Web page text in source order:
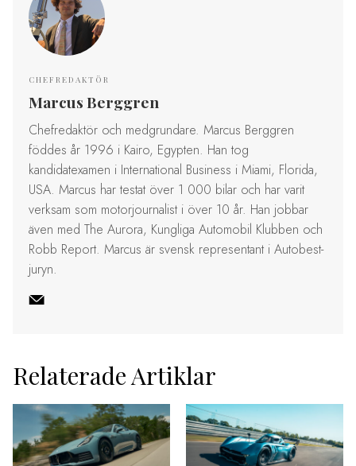
CHEFREDAKTÖR
Marcus Berggren
Chefredaktör och medgrundare. Marcus Berggren
föddes år 1996 i Kairo, Egypten. Han tog
kandidatexamen i International Business i Miami, Florida,
USA. Marcus har testat över 1 000 bilar och har varit
verksam som motorjournalist i över 10 år. Han jobbar
även med The Aurora, Kungliga Automobil Klubben och
Robb Report. Marcus är svensk representant i Autobest-
juryn.
Relaterade Artiklar